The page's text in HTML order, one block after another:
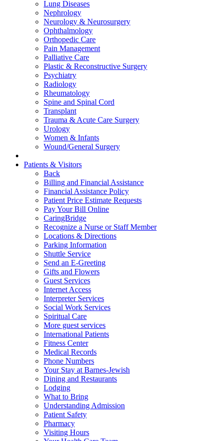
Lung Diseases
Nephrology
Neurology & Neurosurgery
Ophthalmology
Orthopedic Care
Pain Management
Palliative Care
Plastic & Reconstructive Surgery
Psychiatry
Radiology
Rheumatology
Spine and Spinal Cord
Transplant
Trauma & Acute Care Surgery
Urology
Women & Infants
Wound/General Surgery
Patients & Visitors
Back
Billing and Financial Assistance
Financial Assistance Policy
Patient Price Estimate Requests
Pay Your Bill Online
CaringBridge
Recognize a Nurse or Staff Member
Locations & Directions
Parking Information
Shuttle Service
Send an E-Greeting
Gifts and Flowers
Guest Services
Internet Access
Interpreter Services
Social Work Services
Spiritual Care
More guest services
International Patients
Fitness Center
Medical Records
Phone Numbers
Your Stay at Barnes-Jewish
Dining and Restaurants
Lodging
What to Bring
Understanding Admission
Patient Safety
Pharmacy
Visiting Hours